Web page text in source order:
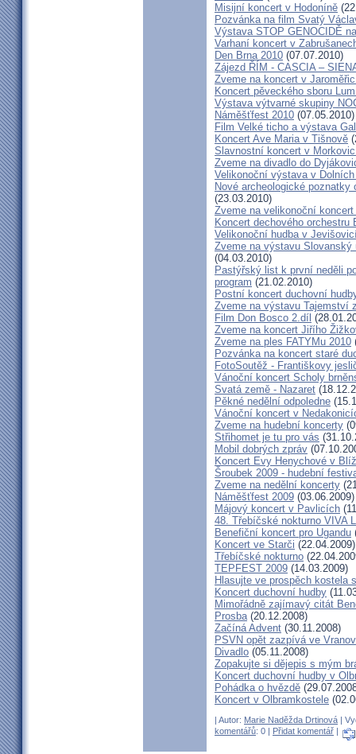
Misijní koncert v Hodoníně
Pozvánka na film Svatý
Výstava STOP GENOCIDĚ
Varhaní koncert v
Den Brna 2010 (07.07.2010)
Zájezd ŘÍM - CASCIA –
Zveme na koncert v
Koncert pěveckého sboru
Výstava výtvarné skupiny
Náměšťfest 2010 (07.05.2010)
Film Velké ticho a výstava
Koncert Ave Maria v Tišnově
Slavnostní koncert v
Zveme na divadlo do
Velikonoční výstava v
Nové archeologické
(23.03.2010)
Zveme na velikonoční
Koncert dechového orchestru
Velikonoční hudba v
Zveme na výstavu
(04.03.2010)
Pastýřský list k první neděli
program (21.02.2010)
Postní koncert duchovní
Zveme na výstavu Tajemství
Film Don Bosco 2.díl
Zveme na koncert Jiřího
Zveme na ples FATYMu 2010
Pozvánka na koncert staré
FotoSoutěž - Františkovy
Vánoční koncert Scholy
Svatá země - Nazaret
Pěkné nedělní odpoledne
Vánoční koncert v
Zveme na hudební koncerty
Střihomet je tu pro vás
Mobil dobrých zpráv
Koncert Evy Henychové v
Šroubek 2009 - hudební
Zveme na nedělní koncerty
Náměšťfest 2009 (03.06.2009)
Májový koncert v Pavlicích
48. Třebíčské nokturno VIVA
Benefiční koncert pro Ugandu
Koncert ve Starči (22.04.2009)
Třebíčské nokturno
TEPFEST 2009 (14.03.2009)
Hlasujte ve prospěch kostela
Koncert duchovní hudby
Mimořádně zajímavý citát
Prosba(20.12.2008)
Začíná Advent (30.11.2008)
PSVN opět zazpívá ve
Divadlo (05.11.2008)
Zopakujte si dějepis s mým
Koncert duchovní hudby v
Pohádka o hvězdě
Koncert v Olbramkostele
| Autor: Marie Naděžda Drtinová |
komentářů: 0 | Přidat komentář |